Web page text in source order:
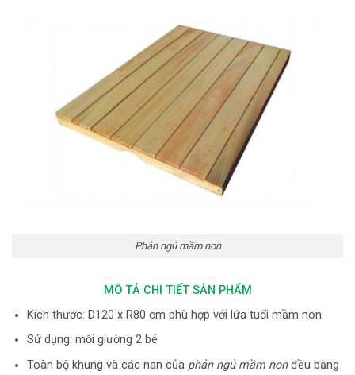
Phản ngủ mầm non
MÔ TẢ CHI TIẾT SẢN PHẨM
Kích thước: D120 x R80 cm phù hợp với lứa tuổi mầm non.
Sử dụng: mỗi giường 2 bé
Toàn bộ khung và các nan của phản ngủ mầm nonđều bằng